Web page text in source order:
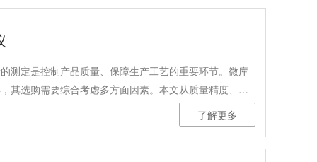
测定是控制产品质量、保障生产工艺的重要环节。微库
其选购需要综合考虑多方面因素。本文从质量精度、测
了解更多